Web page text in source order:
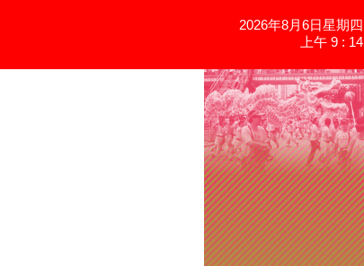
2026年8月6日星期四
上午 9 : 14